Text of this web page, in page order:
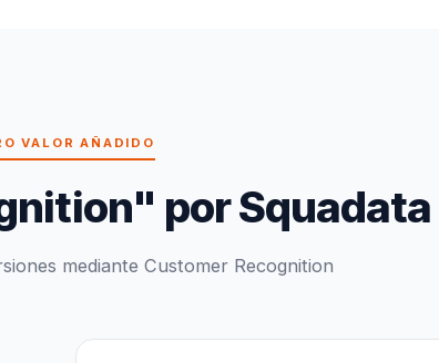
VALOR AÑADIDO
por Squadata
mediante Customer Recognition